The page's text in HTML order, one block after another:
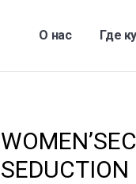
О нас Где
SEDUCTION